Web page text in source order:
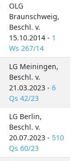
OLG
Braunschweig,
Beschl. v.
15.10.2014 - 1
Ws 267/14
LG Meiningen,
Beschl. v.
21.03.2023 - 6
Qs 42/23
LG Berlin,
Beschl. v.
20.07.2023 - 510
Qs 60/23